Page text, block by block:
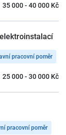
35 000 - 40 000 Kč
pracovní poměr
25 000 - 30 000 Kč
pracovní poměr